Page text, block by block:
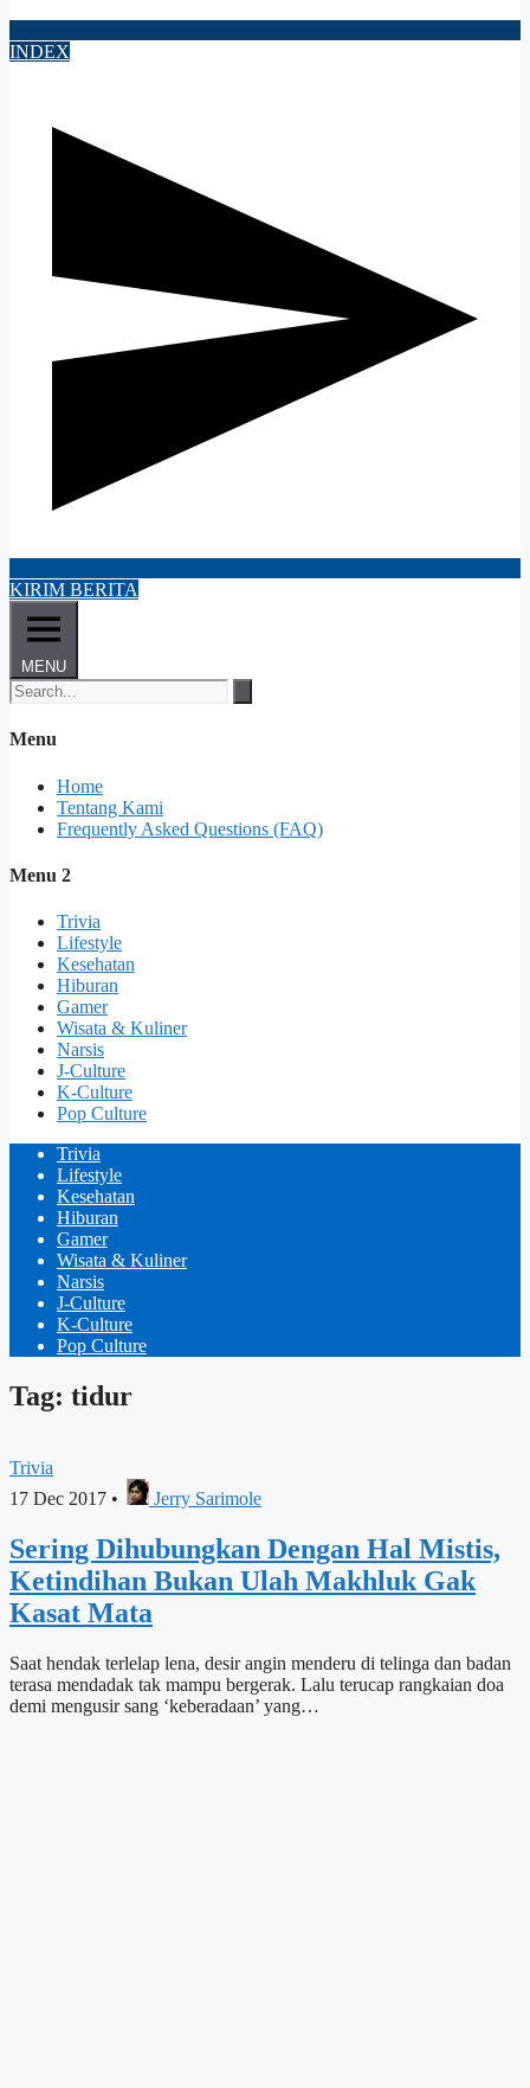
INDEX
KIRIM BERITA
MENU
Menu
Home
Tentang Kami
Frequently Asked Questions (FAQ)
Menu 2
Trivia
Lifestyle
Kesehatan
Hiburan
Gamer
Wisata & Kuliner
Narsis
J-Culture
K-Culture
Pop Culture
Trivia
Lifestyle
Kesehatan
Hiburan
Gamer
Wisata & Kuliner
Narsis
J-Culture
K-Culture
Pop Culture
Tag: tidur
Trivia
17 Dec 2017 • Jerry Sarimole
Sering Dihubungkan Dengan Hal Mistis,
Ketindihan Bukan Ulah Makhluk Gak
Kasat Mata
Saat hendak terlelap lena, desir angin menderu di telinga dan badan
terasa mendadak tak mampu bergerak. Lalu terucap rangkaian doa
demi mengusir sang ‘keberadaan’ yang…